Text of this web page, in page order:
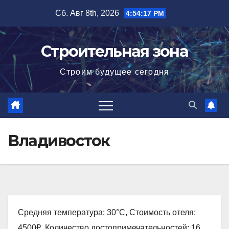
содержимому
Сб. Авг 8th, 2026 4:54:18 PM
Строительная зона
Строим будущее сегодня
Владивосток
Средняя температура: 30°C, Стоимость отеля: